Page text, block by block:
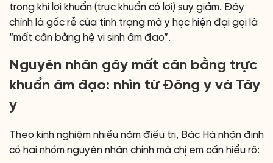
trong khi lợi khuẩn (trực khuẩn có lợi) suy giảm. Đây
chính là gốc rễ của tình trạng mà y học hiện đại gọi là
“mất cân bằng hệ vi sinh âm đạo”.
Nguyên nhân gây mất cân bằng trực
khuẩn âm đạo: nhìn từ Đông y và Tây
y
Theo kinh nghiệm nhiều năm điều trị, Bác Hà nhận định
có hai nhóm nguyên nhân chính mà chị em cần hiểu rõ: